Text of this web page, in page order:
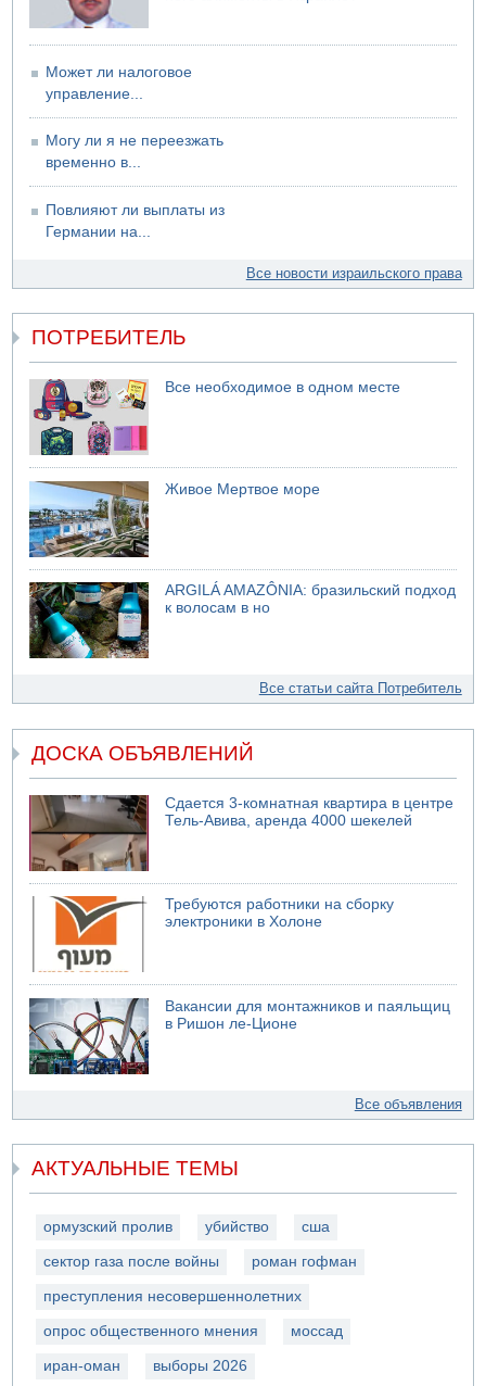
Может ли налоговое
управление...
Могу ли я не переезжать
временно в...
Повлияют ли выплаты из
Германии на...
Все новости израильского права
ПОТРЕБИТЕЛЬ
Все необходимое в одном месте
Живое Мертвое море
ARGILÁ AMAZÔNIA: бразильский подход
к волосам в но
Все статьи сайта Потребитель
ДОСКА ОБЪЯВЛЕНИЙ
Сдается 3-комнатная квартира в центре
Тель-Авива, аренда 4000 шекелей
Требуются работники на сборку
электроники в Холоне
Вакансии для монтажников и паяльщиц
в Ришон ле-Ционе
Все объявления
АКТУАЛЬНЫЕ ТЕМЫ
ормузский пролив убийство сша
сектор газа после войны роман гофман
преступления несовершеннолетних
опрос общественного мнения моссад
иран-оман выборы 2026